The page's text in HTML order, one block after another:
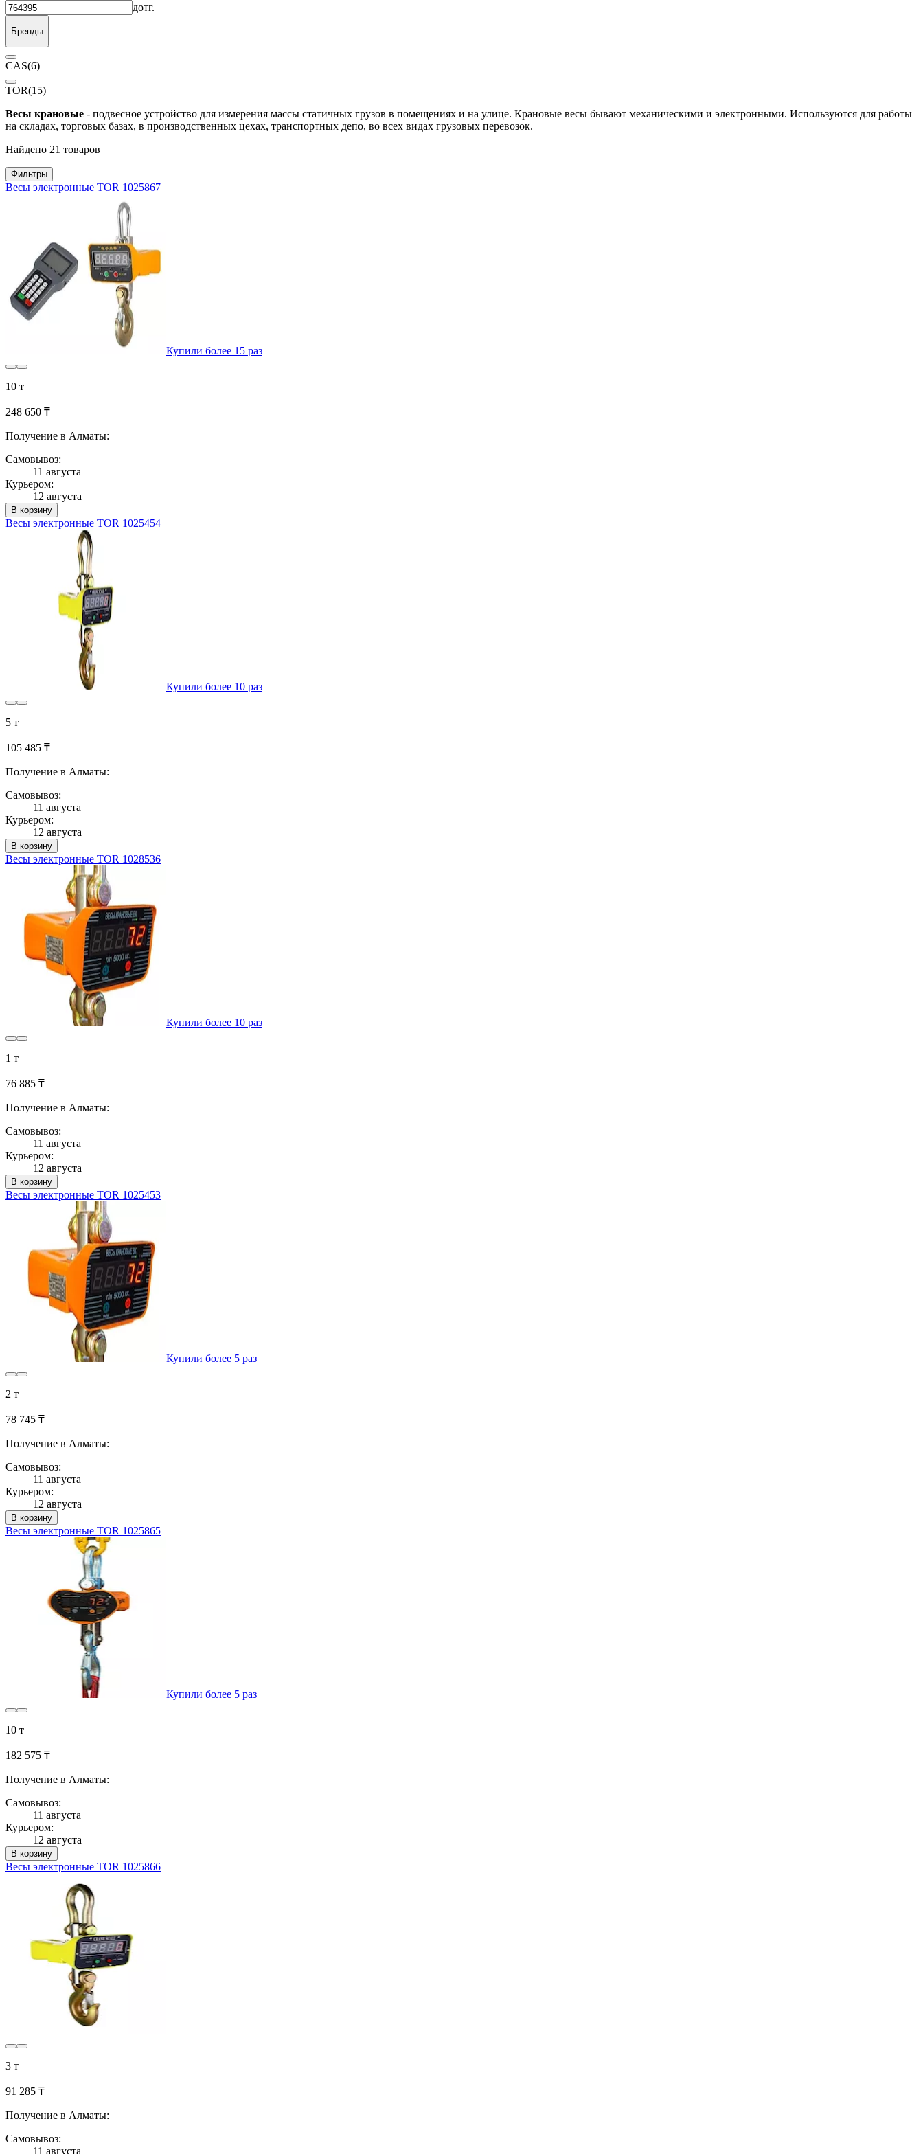
дотг.
Бренды
CAS(6)
TOR(15)
Весы крановые - подвесное устройство для измерения массы статичных грузов в помещениях и на улице. Крановые весы бывают механическими и электронными. Используются для работы
на складах, торговых базах, в производственных цехах, транспортных депо, во всех видах грузовых перевозок.
Найдено 21 товаров
Фильтры
Весы электронные TOR 1025867
Купили более 15 раз
10 т
248 650 ₸
Получение в Алматы:
Самовывоз:
11 августа
Курьером:
12 августа
В корзину
Весы электронные TOR 1025454
Купили более 10 раз
5 т
105 485 ₸
Получение в Алматы:
Самовывоз:
11 августа
Курьером:
12 августа
В корзину
Весы электронные TOR 1028536
Купили более 10 раз
1 т
76 885 ₸
Получение в Алматы:
Самовывоз:
11 августа
Курьером:
12 августа
В корзину
Весы электронные TOR 1025453
Купили более 5 раз
2 т
78 745 ₸
Получение в Алматы:
Самовывоз:
11 августа
Курьером:
12 августа
В корзину
Весы электронные TOR 1025865
Купили более 5 раз
10 т
182 575 ₸
Получение в Алматы:
Самовывоз:
11 августа
Курьером:
12 августа
В корзину
Весы электронные TOR 1025866
3 т
91 285 ₸
Получение в Алматы:
Самовывоз:
11 августа